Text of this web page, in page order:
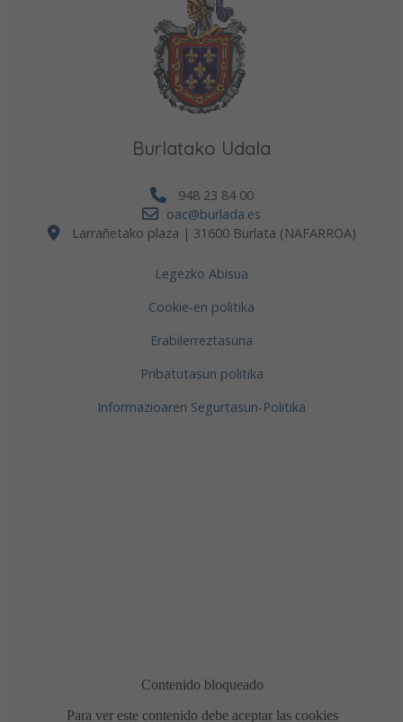
Burlatako Udala
948 23 84 00
oac@burlada.es
Larrañetako plaza | 31600 Burlata (NAFARROA)
Legezko Abisua
Cookie-en politika
Erabilerreztasuna
Pribatutasun politika
Informazioaren Segurtasun-Politika